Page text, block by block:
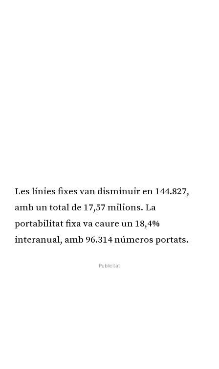
Les línies fixes van disminuir en 144.827,
amb un total de 17,57 milions. La
portabilitat fixa va caure un 18,4%
interanual, amb 96.314 números portats.
Publicitat